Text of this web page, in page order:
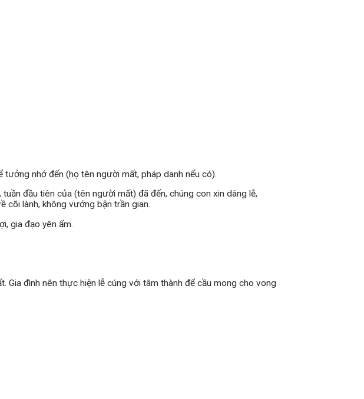
nhớ đến (họ tên người mất, pháp danh nếu có).
đầu tiên của (tên người mất) đã đến, chúng con xin dâng lễ,
cõi lành, không vướng bận trần gian.
gia đạo yên ấm.
Gia đình nên thực hiện lễ cúng với tâm thành để cầu mong cho vong